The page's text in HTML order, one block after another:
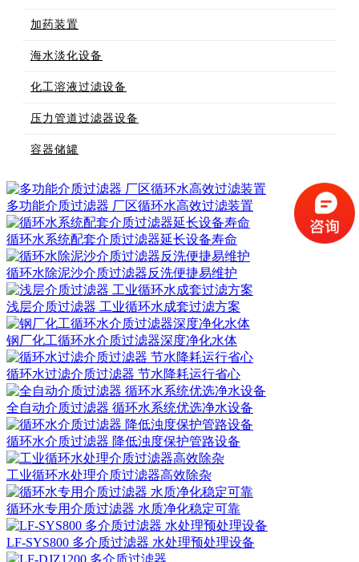
加药装置
海水淡化设备
化工溶液过滤设备
压力管道过滤器设备
容器储罐
多功能介质过滤器 厂区循环水高效过滤装置
循环水系统配套介质过滤器延长设备寿命
循环水除泥沙介质过滤器反洗便捷易维护
浅层介质过滤器 工业循环水成套过滤方案
钢厂化工循环水介质过滤器深度净化水体
循环水过滤介质过滤器 节水降耗运行省心
全自动介质过滤器 循环水系统优选净水设备
循环水介质过滤器 降低浊度保护管路设备
工业循环水处理介质过滤器高效除杂
循环水专用介质过滤器 水质净化稳定可靠
LF-SYS800 多介质过滤器 水处理预处理设备